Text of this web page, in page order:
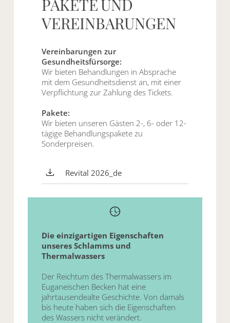
PAKETEUND
VEREINBARUNGEN
Vereinbarungen zur
Gesundheitsfürsorge:
Wir bieten Behandlungen in Absprache
mit dem Gesundheitsdienst an, mit einer
Verpflichtung zur Zahlung des Tickets.
Pakete:
Wir bieten unseren Gästen 2-, 6- oder 12-
tägige Behandlungspakete zu
Sonderpreisen.
Revital 2026_de
Die einzigartigen Eigenschaften
unseres Schlamms und
Thermalwassers
Der Reichtum des Thermalwassers im
Euganeischen Becken hat eine
jahrtausendealte Geschichte. Von damals
bis heute haben sich die Eigenschaften
des Wassers nicht verändert.